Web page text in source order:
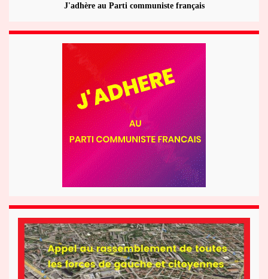
J'adhère au Parti communiste français